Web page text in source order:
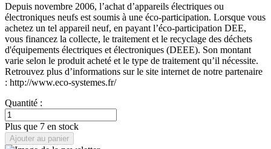
Depuis novembre 2006, l’achat d’appareils électriques ou
électroniques neufs est soumis à une éco-participation. Lorsque vous
achetez un tel appareil neuf, en payant l’éco-participation DEE,
vous financez la collecte, le traitement et le recyclage des déchets
d'équipements électriques et électroniques (DEEE). Son montant
varie selon le produit acheté et le type de traitement qu’il nécessite.
Retrouvez plus d’informations sur le site internet de notre partenaire
: http://www.eco-systemes.fr/
Quantité :
Plus que 7 en stock
Ajouter au panier